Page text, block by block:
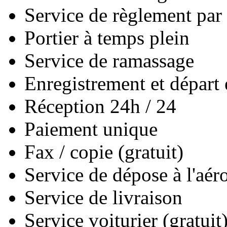
Service de règlement
Portier à temps plein
Service de ramassage
Enregistrement et départ
Réception 24h / 24
Paiement unique
Fax / copie (gratuit)
Service de dépose à
Service de livraison
Service voiturier